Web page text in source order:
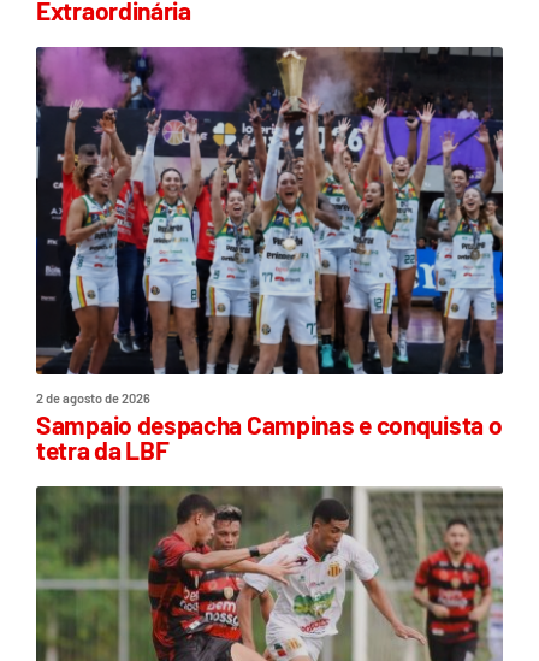
Extraordinária
2 de agosto de 2026
Sampaio despacha Campinas e conquista o
tetra da LBF